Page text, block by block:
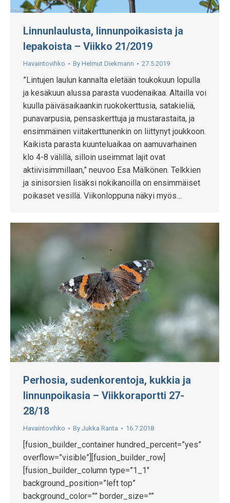
Linnunlaulusta, linnunpoikasista ja
lepakoista – Viikko 21/2019
Havaintovihko By Helmut Diekmann 27.5.2019
”Lintujen laulun kannalta eletään toukokuun lopulla
ja kesäkuun alussa parasta vuodenaikaa. Altailla voi
kuulla päiväsaikaankin ruokokerttusia, satakieliä,
punavarpusia, pensaskerttuja ja mustarastaita, ja
ensimmäinen viitakerttunenkin on liittynyt joukkoon.
Kaikista parasta kuunteluaikaa on aamuvarhainen
klo 4-8 välillä, silloin useimmat lajit ovat
aktiivisimmillaan,” neuvoo Esa Mälkönen. Telkkien
ja sinisorsien lisäksi nokikanoilla on ensimmäiset
poikaset vesillä. Viikonloppuna näkyi myös…
Perhosia, sudenkorentoja, kukkia ja
linnunpoikasia – Viikkoraportti 27-
28/18
Havaintovihko By Jukka Ranta 16.7.2018
[fusion_builder_container hundred_percent=”yes”
overflow=”visible”][fusion_builder_row]
[fusion_builder_column type=”1_1″
background_position=”left top”
background_color=”” border_size=””